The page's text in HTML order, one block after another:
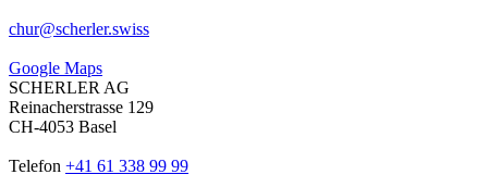
chur@scherler.swiss
Google Maps
SCHERLER AG
Reinacherstrasse 129
CH-4053 Basel
Telefon +41 61 338 99 99